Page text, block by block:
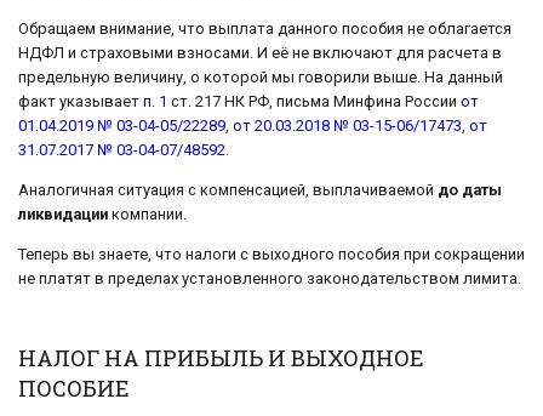
Обращаем внимание, что выплата данного пособия не облагается
НДФЛ и страховыми взносами. И её не включают для расчета в
предельную величину, о которой мы говорили выше. На данный
факт указывает п. 1 ст. 217 НК РФ, письма Минфина России от
01.04.2019 № 03-04-05/22289, от 20.03.2018 № 03-15-06/17473, от
31.07.2017 № 03-04-07/48592.
Аналогичная ситуация с компенсацией, выплачиваемой до даты
ликвидации компании.
Теперь вы знаете, что налоги с выходного пособия при сокращении
не платят в пределах установленного законодательством лимита.
НАЛОГ НА ПРИБЫЛЬ И ВЫХОДНОЕ
ПОСОБИЕ